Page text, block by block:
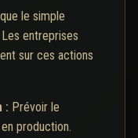
le simple
entreprises
sur ces actions
: Prévoir le
production.